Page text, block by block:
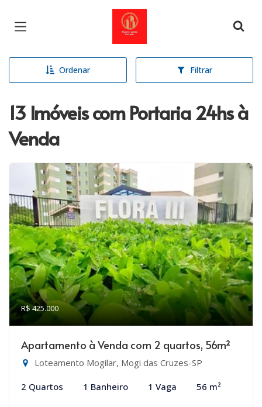
Página inicial
Ordenar Filtrar
13 Imóveis com Portaria 24hs à
Venda
R$ 425.000
Apartamento à Venda com 2 quartos, 56m²
Loteamento Mogilar, Mogi das Cruzes-SP
2 Quartos 1 Banheiro 1 Vaga 56 m²